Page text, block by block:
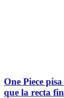
One Piece
que la recta